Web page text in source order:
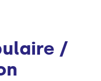
/